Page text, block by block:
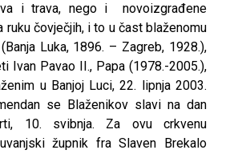
i trava, nego i novoizgrađene
ruku čovječjih, i to u čast blaženomu
Luka, 1896. – Zagreb, 1928.),
Ivan Pavao II., Papa (1978.-2005.),
u Banjoj Luci, 22. lipnja 2003.
se Blaženikov slavi na dan
10. svibnja. Za ovu crkvenu
župnik fra Slaven Brekalo